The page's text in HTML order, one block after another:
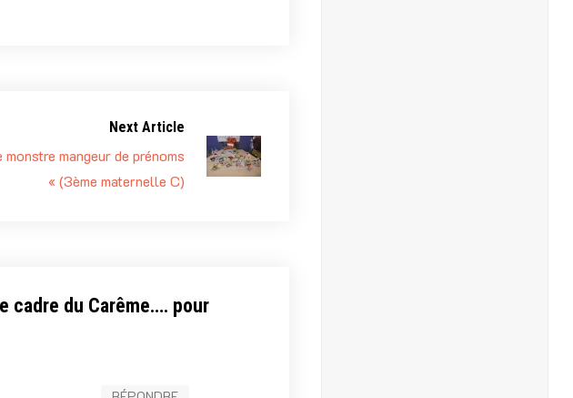
Next Article
monstre mangeur de prénoms
« (3ème maternelle C)
cadre du Carême…. pour